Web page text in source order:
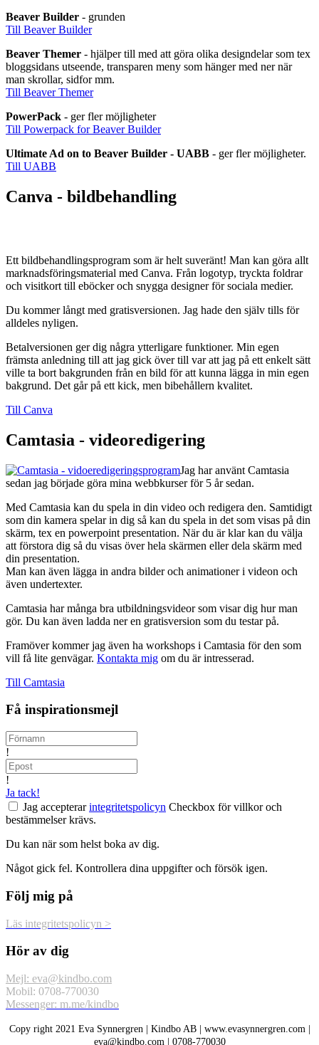
Beaver Builder - grunden
Till Beaver Builder
Beaver Themer - hjälper till med att göra olika designdelar som tex
bloggsidans utseende, transparen meny som hänger med ner när
man skrollar, sidfor mm.
Till Beaver Themer
PowerPack - ger fler möjligheter
Till Powerpack for Beaver Builder
Ultimate Ad on to Beaver Builder - UABB - ger fler möjligheter.
Till UABB
Canva - bildbehandling
Ett bildbehandlingsprogram som är helt suveränt! Man kan göra allt
marknadsföringsmaterial med Canva. Från logotyp, tryckta foldrar
och visitkort till eböcker och snygga designer för sociala medier.
Du kommer långt med gratisversionen. Jag hade den själv tills för
alldeles nyligen.
Betalversionen ger dig några ytterligare funktioner. Min egen
främsta anledning till att jag gick över till var att jag på ett enkelt sätt
ville ta bort bakgrunden från en bild för att kunna lägga in min egen
bakgrund. Det går på ett kick, men bibehållern kvalitet.
Till Canva
Camtasia - videoredigering
Jag har använt Camtasia
sedan jag började göra mina webbkurser för 5 år sedan.
Med Camtasia kan du spela in din video och redigera den. Samtidigt
som din kamera spelar in dig så kan du spela in det som visas på din
skärm, tex en powerpoint presentation. När du är klar kan du välja
att förstora dig så du visas över hela skärmen eller dela skärm med
din presentation.
Man kan även lägga in andra bilder och animationer i videon och
även undertexter.
Camtasia har många bra utbildningsvideor som visar dig hur man
gör. Du kan även ladda ner en gratisversion som du testar på.
Framöver kommer jag även ha workshops i Camtasia för den som
vill få lite genvägar. Kontakta mig om du är intresserad.
Till Camtasia
Få inspirationsmejl
!
!
Ja tack!
Jag accepterarintegritetspolicyn Checkbox för villkor och
bestämmelser krävs.
Du kan när som helst boka av dig.
Något gick fel. Kontrollera dina uppgifter och försök igen.
Följ mig på
Läs integritetspolicyn >
Hör av dig
Mejl: eva@kindbo.com
Mobil: 0708-770030
Messenger: m.me/kindbo
Copy right 2021 Eva Synnergren | Kindbo AB | www.evasynnergren.com |
eva@kindbo.com | 0708-770030